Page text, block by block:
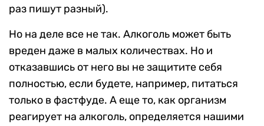
раз пишут разный).
Но на деле все не так. Алкоголь может быть
вреден даже в малых количествах. Но и
отказавшись от него вы не защитите себя
полностью, если будете, например, питаться
только в фастфуде. А еще то, как организм
реагирует на алкоголь, определяется нашими